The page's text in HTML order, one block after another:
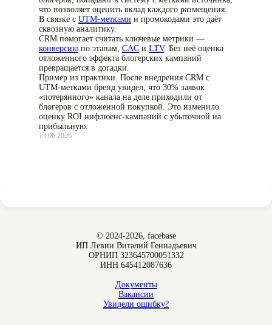
что позволяет оценить вклад каждого размещения.
В связке с UTM-метками и промокодами это даёт
сквозную аналитику.
CRM помогает считать ключевые метрики —
конверсию по этапам, CAC и LTV. Без неё оценка
отложенного эффекта блогерских кампаний
превращается в догадки.
Пример из практики. После внедрения CRM с
UTM-метками бренд увидел, что 30% заявок
«потерянного» канала на деле приходили от
блогеров с отложенной покупкой. Это изменило
оценку ROI инфлюенс-кампаний с убыточной на
прибыльную.
13.06.2026
© 2024-2026, facebase
ИП Левин Виталий Геннадьевич
ОРНИП 323645700051332
ИНН 645412087636
Документы
Вакансии
Увидели ошибку?